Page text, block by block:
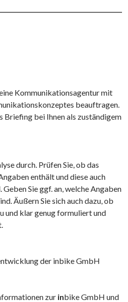
Kommunikationsagentur mit
beauftragen.
Briefing bei Ihnen als zuständigem
durch. Prüfen Sie, ob das
enthält und diese auch
Sie ggf. an, welche Angaben
Äußern Sie sich auch dazu, ob
und klar genug formuliert und
der inbike GmbH
zur inbike GmbH und